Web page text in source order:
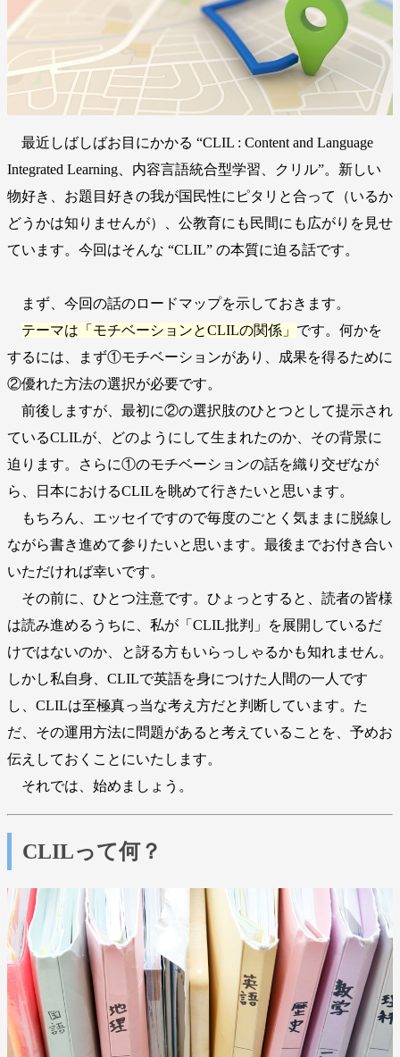
最近しばしばお目にかかる “CLIL : Content and Language
Integrated Learning、内容言語統合型学習、クリル”。新しい
物好き、お題目好きの我が国民性にピタリと合って（いるか
どうかは知りませんが）、公教育にも民間にも広がりを見せ
ています。今回はそんな “CLIL” の本質に迫る話です。
まず、今回の話のロードマップを示しておきます。
テーマは「モチベーションとCLILの関係」 です。何かを
するには、まず①モチベーションがあり、成果を得るために
②優れた方法の選択が必要です。
前後しますが、最初に②の選択肢のひとつとして提示され
ているCLILが、どのようにして生まれたのか、その背景に
迫ります。さらに①のモチベーションの話を織り交ぜなが
ら、日本におけるCLILを眺めて行きたいと思います。
もちろん、エッセイですので毎度のごとく気ままに脱線し
ながら書き進めて参りたいと思います。最後までお付き合い
いただければ幸いです。
その前に、ひとつ注意です。ひょっとすると、読者の皆様
は読み進めるうちに、私が「CLIL批判」を展開しているだ
けではないのか、と訝る方もいらっしゃるかも知れません。
しかし私自身、CLILで英語を身につけた人間の一人です
し、CLILは至極真っ当な考え方だと判断しています。た
だ、その運用方法に問題があると考えていることを、予めお
伝えしておくことにいたします。
それでは、始めましょう。
CLILって何？